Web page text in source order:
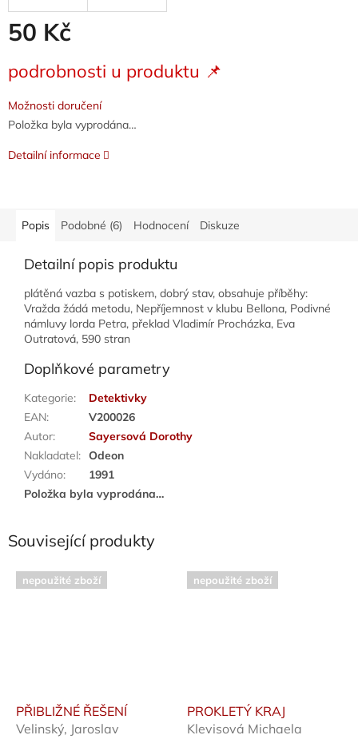
50 Kč
cena:
podrobnosti u produktu 📌
Možnosti doručení
Položka byla vyprodána…
Detailní informace
Popis Podobné (6) Hodnocení Diskuze
Detailní popis produktu
plátěná vazba s potiskem, dobrý stav, obsahuje příběhy:
Vražda žádá metodu, Nepříjemnost v klubu Bellona, Podivné
námluvy lorda Petra, překlad Vladimír Procházka, Eva
Outratová, 590 stran
Doplňkové parametry
Kategorie:
Detektivky
EAN:
V200026
Autor:
Sayersová Dorothy
Nakladatel: Odeon
Vydáno:
1991
Položka byla vyprodána…
Související produkty
nepoužité zboží
PŘIBLIŽNÉ ŘEŠENÍ
Velinský, Jaroslav
nepoužité zboží
PROKLETÝ KRAJ
Klevisová Michaela